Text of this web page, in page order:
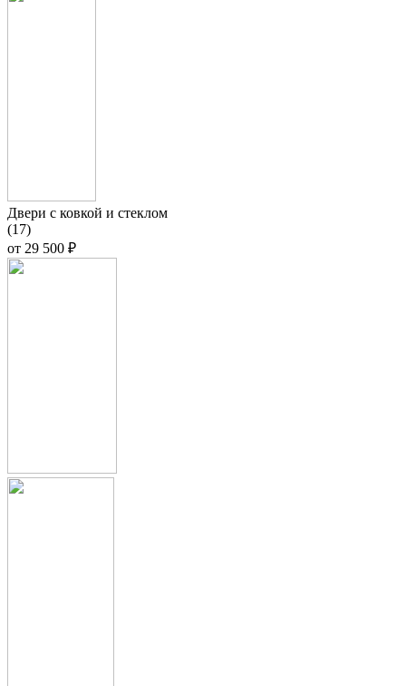
Двери с ковкой и стеклом
(17)
от 29 500 ₽